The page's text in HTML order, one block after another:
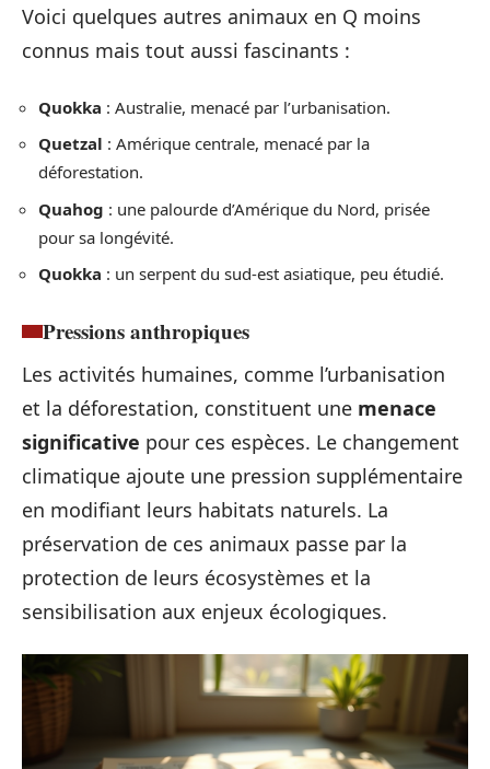
Voici quelques autres animaux en Q moins
connus mais tout aussi fascinants :
Quokka : Australie, menacé par l’urbanisation.
Quetzal : Amérique centrale, menacé par la
déforestation.
Quahog : une palourde d’Amérique du Nord, prisée
pour sa longévité.
Quokka : un serpent du sud-est asiatique, peu étudié.
Pressions anthropiques
Les activités humaines, comme l’urbanisation
et la déforestation, constituent une menace
significative pour ces espèces. Le changement
climatique ajoute une pression supplémentaire
en modifiant leurs habitats naturels. La
préservation de ces animaux passe par la
protection de leurs écosystèmes et la
sensibilisation aux enjeux écologiques.